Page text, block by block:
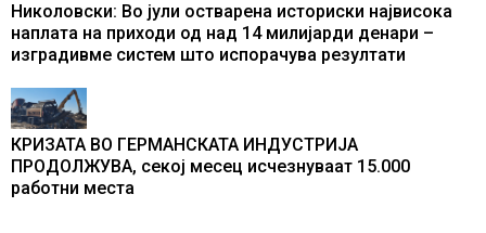
Николовски: Во јули остварена историски највисока
наплата на приходи од над 14 милијарди денари –
изградивме систем што испорачува резултати
КРИЗАТА ВО ГЕРМАНСКАТА ИНДУСТРИЈА
ПРОДОЛЖУВА, секој месец исчезнуваат 15.000
работни места